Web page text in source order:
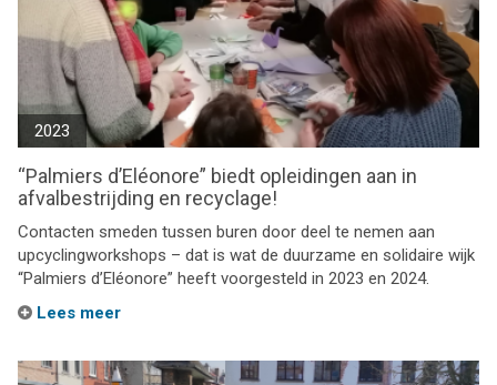
2023
“Palmiers d’Eléonore” biedt opleidingen aan in
afvalbestrijding en recyclage!
Contacten smeden tussen buren door deel te nemen aan
upcyclingworkshops – dat is wat de duurzame en solidaire wijk
“Palmiers d’Eléonore” heeft voorgesteld in 2023 en 2024.
Lees meer